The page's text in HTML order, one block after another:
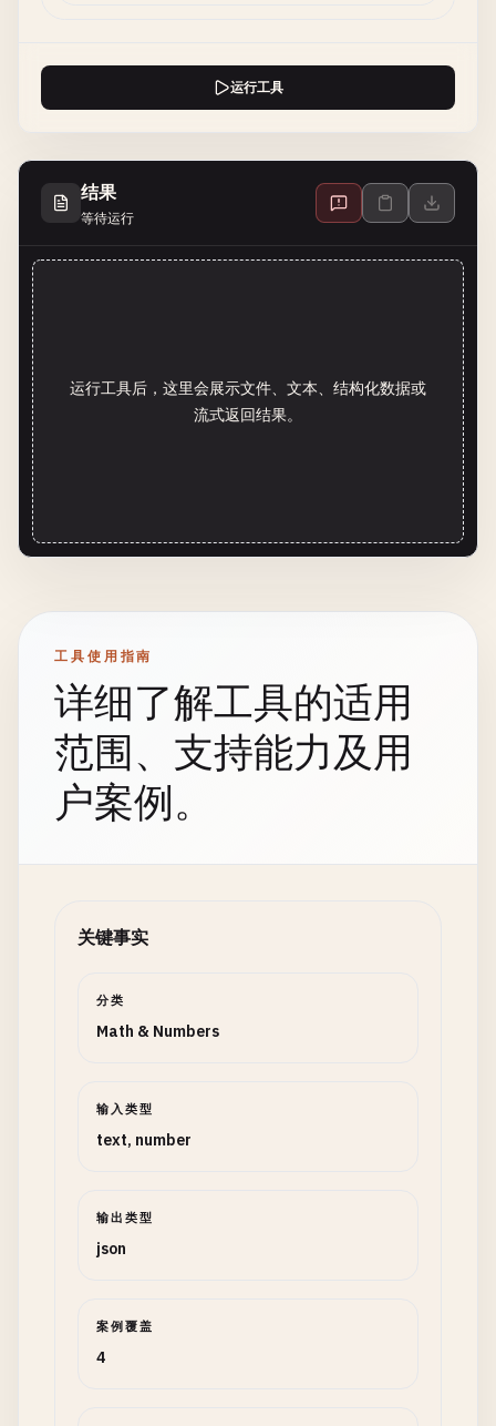
运行工具
结果
等待运行
运行工具后，这里会展示文件、文本、结构化数据或
流式返回结果。
工具使用指南
详细了解工具的适用
范围、支持能力及用
户案例。
关键事实
分类
Math & Numbers
输入类型
text, number
输出类型
json
案例覆盖
4